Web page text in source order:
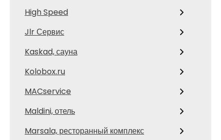
High Speed
Jlr Сервис
Kaskad, сауна
Kolobox.ru
MACservice
Maldini, отель
Marsala, ресторанный комплекс